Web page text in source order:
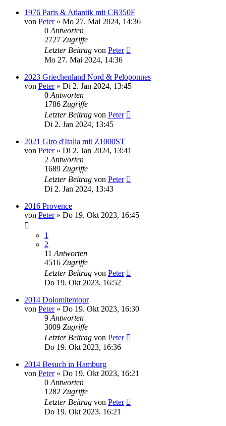
1976 Paris & Atlantik mit CB350F
von Peter» Mo 27. Mai 2024, 14:36
0 Antworten
2727 Zugriffe
Letzter Beitrag von Peter
Mo 27. Mai 2024, 14:36
2023 Griechenland Nord & Peloponnes
von Peter» Di 2. Jan 2024, 13:45
0 Antworten
1786 Zugriffe
Letzter Beitrag von Peter
Di 2. Jan 2024, 13:45
2021 Giro d'Italia mit Z1000ST
von Peter» Di 2. Jan 2024, 13:41
2 Antworten
1689 Zugriffe
Letzter Beitrag von Peter
Di 2. Jan 2024, 13:43
2016 Provence
von Peter» Do 19. Okt 2023, 16:45
1
2
11 Antworten
4516 Zugriffe
Letzter Beitrag von Peter
Do 19. Okt 2023, 16:52
2014 Dolomitentour
von Peter» Do 19. Okt 2023, 16:30
9 Antworten
3009 Zugriffe
Letzter Beitrag von Peter
Do 19. Okt 2023, 16:36
2014 Besuch in Hamburg
von Peter» Do 19. Okt 2023, 16:21
0 Antworten
1282 Zugriffe
Letzter Beitrag von Peter
Do 19. Okt 2023, 16:21